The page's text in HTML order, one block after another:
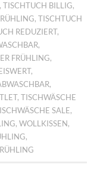
,TISCHTUCH BILLIG,
,TISCHTUCH
REDUZIERT,
,
FRÜHLING,
,
,
,TISCHWÄSCHE
SALE,
,WOLLKISSEN ,
,